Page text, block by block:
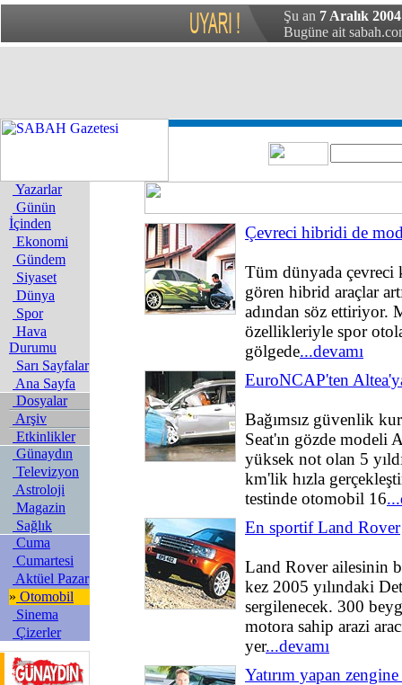
Şu an 7 Aralık 2004
Bugüne ait
Yazarlar
Günün
İçinden
Ekonomi
Gündem
Siyaset
Dünya
Spor
Hava
Durumu
Sarı Sayfalar
Ana Sayfa
Dosyalar
Arşiv
Etkinlikler
Günaydın
Televizyon
Astroloji
Magazin
Sağlık
Cuma
Cumartesi
Aktüel Pazar
» Otomobil
Sinema
Çizerler
Çevreci hibridi de
Tüm dünyada
gören hibrid araçlar
adından söz ettiriyor.
özellikleriyle spor
gölgede...devamı
EuroNCAP'ten
Bağımsız güvenlik
Seat'ın gözde modeli
yüksek not olan 5
km'lik hızla
testinde otomobil 16
En sportif Land Rover
Land Rover ailesinin
kez 2005 yılındaki
sergilenecek. 300
motora sahip arazi
yer...devamı
Yatırım yapan